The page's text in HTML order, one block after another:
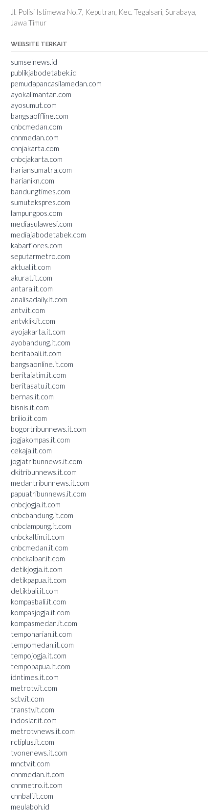
Jl. Polisi Istimewa No.7, Keputran, Kec. Tegalsari, Surabaya,
Jawa Timur
WEBSITE TERKAIT
sumselnews.id
publikjabodetabek.id
pemudapancasilamedan.com
ayokalimantan.com
ayosumut.com
bangsaoffline.com
cnbcmedan.com
cnnmedan.com
cnnjakarta.com
cnbcjakarta.com
hariansumatra.com
harianikn.com
bandungtimes.com
sumutekspres.com
lampungpos.com
mediasulawesi.com
mediajabodetabek.com
kabarflores.com
seputarmetro.com
aktual.it.com
akurat.it.com
antara.it.com
analisadaily.it.com
antv.it.com
antvklik.it.com
ayojakarta.it.com
ayobandung.it.com
beritabali.it.com
bangsaonline.it.com
beritajatim.it.com
beritasatu.it.com
bernas.it.com
bisnis.it.com
brilio.it.com
bogortribunnews.it.com
jogjakompas.it.com
cekaja.it.com
jogjatribunnews.it.com
dkitribunnews.it.com
medantribunnews.it.com
papuatribunnews.it.com
cnbcjogja.it.com
cnbcbandung.it.com
cnbclampung.it.com
cnbckaltim.it.com
cnbcmedan.it.com
cnbckalbar.it.com
detikjogja.it.com
detikpapua.it.com
detikbali.it.com
kompasbali.it.com
kompasjogja.it.com
kompasmedan.it.com
tempoharian.it.com
tempomedan.it.com
tempojogja.it.com
tempopapua.it.com
idntimes.it.com
metrotv.it.com
sctv.it.com
transtv.it.com
indosiar.it.com
metrotvnews.it.com
rctiplus.it.com
tvonenews.it.com
mnctv.it.com
cnnmedan.it.com
cnnmetro.it.com
cnnbali.it.com
meulaboh.id